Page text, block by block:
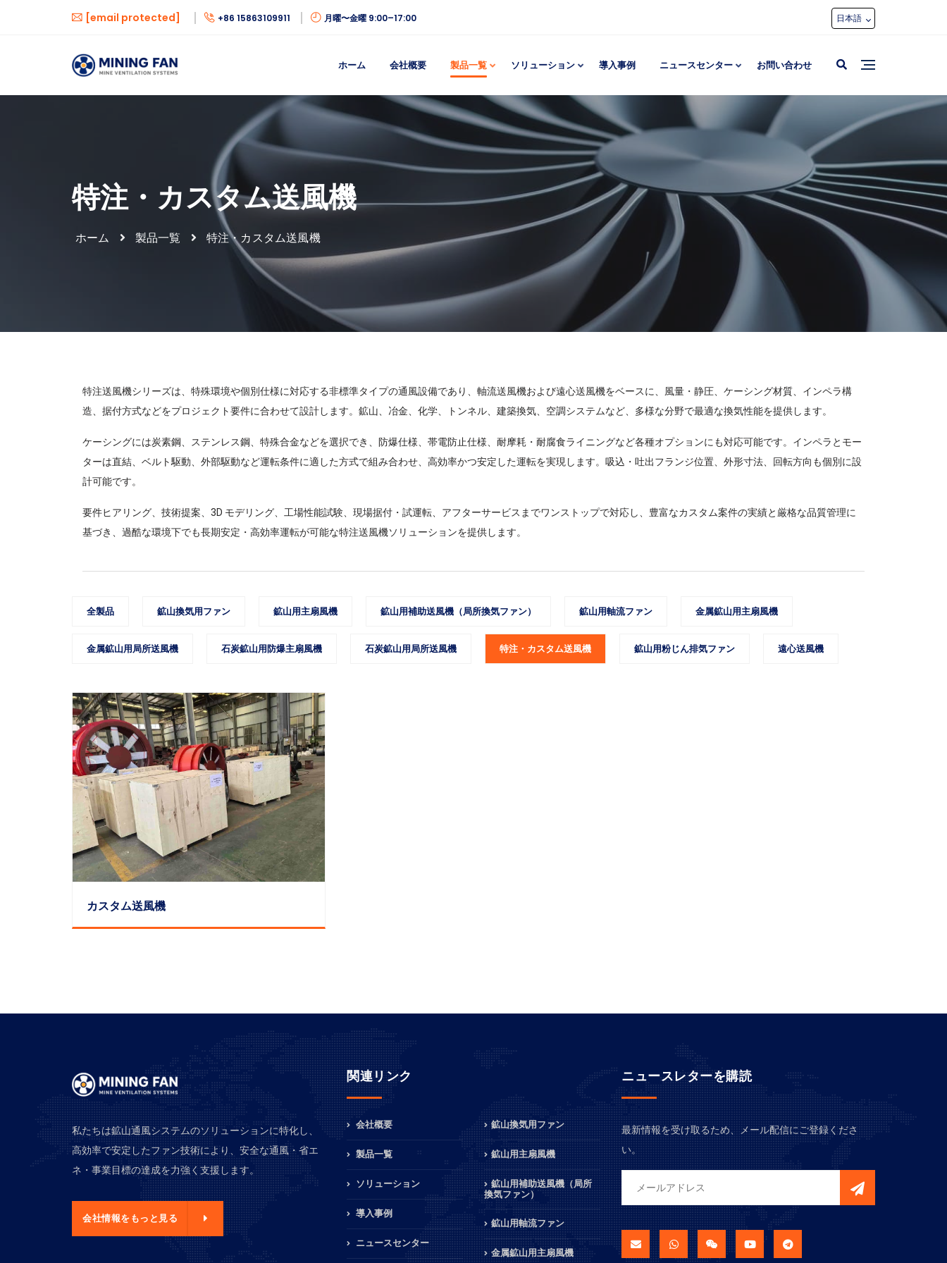
[email protected] +86 15863109911 月曜〜金曜 9:00–17:00 日本語
ホーム 会社概要 製品一覧 ソリューション 導入事例 ニュースセンター お問い合わせ
特注・カスタム送風機
ホーム 製品一覧 特注・カスタム送風機
特注送風機シリーズは、特殊環境や個別仕様に対応する非標準タイプの通風設備であり、軸流送風機および遠心送風機をベースに、風量・静圧、ケーシング材質、インペラ構
造、据付方式などをプロジェクト要件に合わせて設計します。鉱山、冶金、化学、トンネル、建築換気、空調システムなど、多様な分野で最適な換気性能を提供します。
ケーシングには炭素鋼、ステンレス鋼、特殊合金などを選択でき、防爆仕様、帯電防止仕様、耐摩耗・耐腐食ライニングなど各種オプションにも対応可能です。インペラとモー
ターは直結、ベルト駆動、外部駆動など運転条件に適した方式で組み合わせ、高効率かつ安定した運転を実現します。吸込・吐出フランジ位置、外形寸法、回転方向も個別に設
計可能です。
要件ヒアリング、技術提案、3D モデリング、工場性能試験、現場据付・試運転、アフターサービスまでワンストップで対応し、豊富なカスタム案件の実績と厳格な品質管理に
基づき、過酷な環境下でも長期安定・高効率運転が可能な特注送風機ソリューションを提供します。
全製品 鉱山換気用ファン 鉱山用主扇風機 鉱山用補助送風機（局所換気ファン） 鉱山用軸流ファン 金属鉱山用主扇風機
金属鉱山用局所送風機 石炭鉱山用防爆主扇風機 石炭鉱山用局所送風機 特注・カスタム送風機 鉱山用粉じん排気ファン 遠心送風機
カスタム送風機
私たちは鉱山通風システムのソリューションに特化し、
高効率で安定したファン技術により、安全な通風・省エ
ネ・事業目標の達成を力強く支援します。
会社情報をもっと見る
関連リンク
会社概要
製品一覧
ソリューション
導入事例
ニュースセンター
鉱山換気用ファン
鉱山用主扇風機
鉱山用補助送風機（局所
換気ファン）
鉱山用軸流ファン
金属鉱山用主扇風機
ニュースレターを購読
最新情報を受け取るため、メール配信にご登録くださ
い。